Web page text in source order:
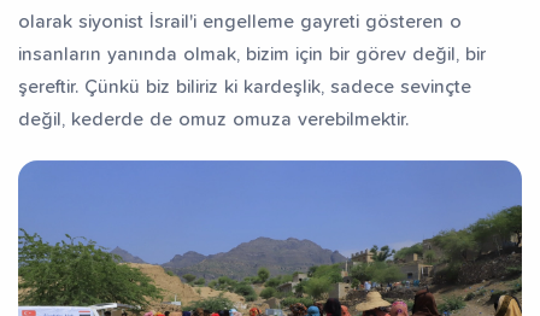
olarak siyonist İsrail'i engelleme gayreti gösteren o
insanların yanında olmak, bizim için bir görev değil, bir
şereftir. Çünkü biz biliriz ki kardeşlik, sadece sevinçte
değil, kederde de omuz omuza verebilmektir.